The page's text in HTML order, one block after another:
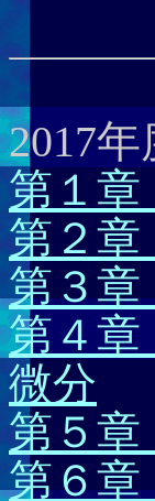
2017
第１章
第２
第３章
第４章
微分
第５章
第６章